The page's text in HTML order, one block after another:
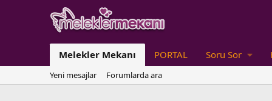
Melekler Mekanı PORTAL Soru Sor
Yeni mesajlar Forumlarda ara